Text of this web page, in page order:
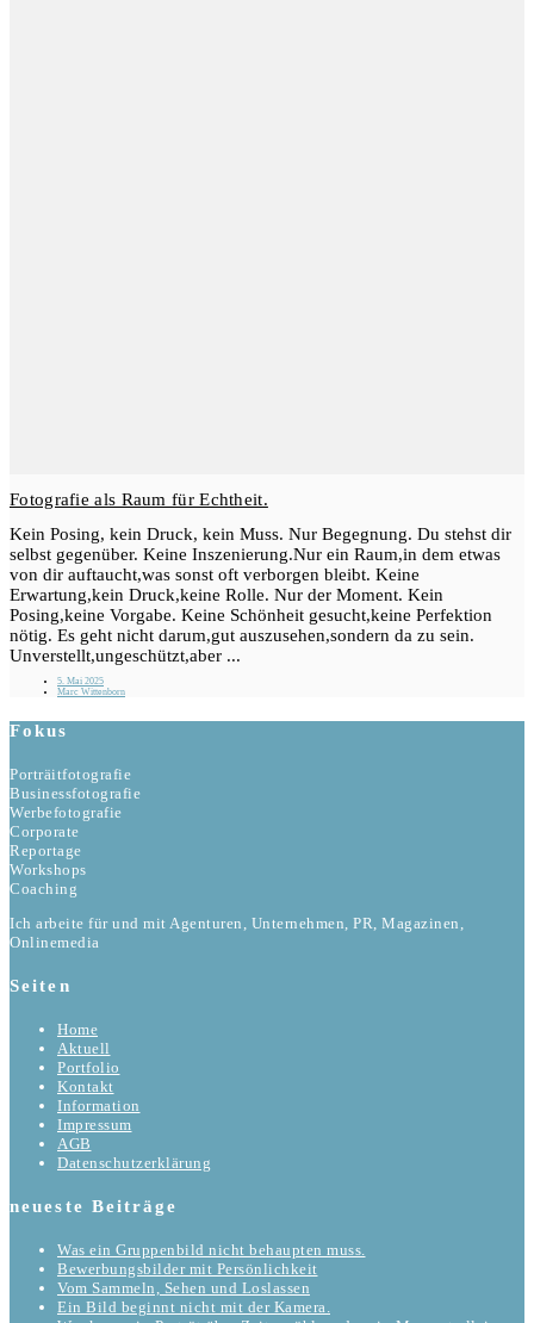
Fotografie als Raum für Echtheit.
Kein Posing, kein Druck, kein Muss. Nur Begegnung. Du stehst dir
selbst gegenüber. Keine Inszenierung.Nur ein Raum,in dem etwas
von dir auftaucht,was sonst oft verborgen bleibt. Keine
Erwartung,kein Druck,keine Rolle. Nur der Moment. Kein
Posing,keine Vorgabe. Keine Schönheit gesucht,keine Perfektion
nötig. Es geht nicht darum,gut auszusehen,sondern da zu sein.
Unverstellt,ungeschützt,aber ...
5. Mai 2025
Marc Wittenborn
Fokus
Porträitfotografie
Businessfotografie
Werbefotografie
Corporate
Reportage
Workshops
Coaching
Ich arbeite für und mit Agenturen, Unternehmen, PR, Magazinen,
Onlinemedia
Seiten
Home
Aktuell
Portfolio
Kontakt
Information
Impressum
AGB
Datenschutzerklärung
neueste Beiträge
Was ein Gruppenbild nicht behaupten muss.
Bewerbungsbilder mit Persönlichkeit
Vom Sammeln, Sehen und Loslassen
Ein Bild beginnt nicht mit der Kamera.